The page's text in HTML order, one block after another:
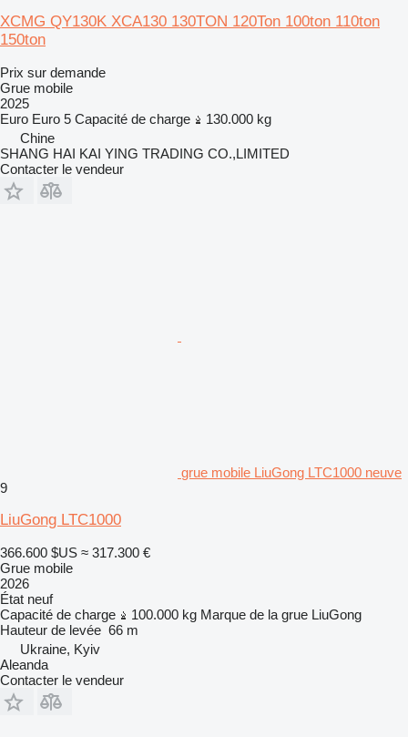
XCMG QY130K XCA130 130TON 120Ton 100ton 110ton
150ton
Prix sur demande
Grue mobile
2025
Euro Euro 5 Capacité de charge
130.000 kg
Chine
SHANG HAI KAI YING TRADING CO.,LIMITED
Contacter le vendeur
grue mobile LiuGong LTC1000 neuve
9
LiuGong LTC1000
366.600 $US ≈ 317.300 €
Grue mobile
2026
État neuf
Capacité de charge
100.000 kg Marque de la grue LiuGong
Hauteur de levée 66 m
Ukraine, Kyiv
Aleanda
Contacter le vendeur